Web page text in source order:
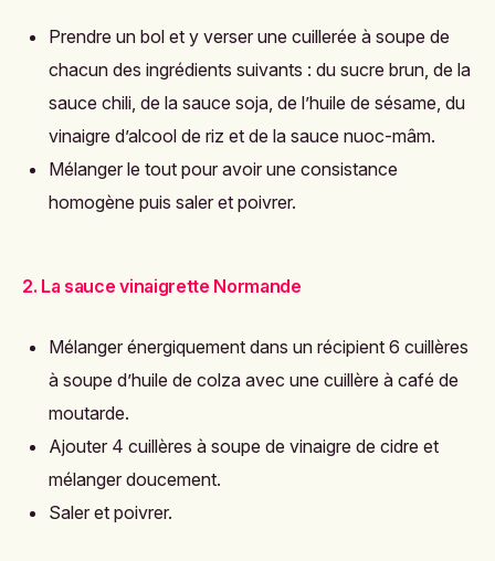
Prendre un bol et y verser une cuillerée à soupe de
chacun des ingrédients suivants : du sucre brun, de la
sauce chili, de la sauce soja, de l’huile de sésame, du
vinaigre d’alcool de riz et de la sauce nuoc-mâm.
Mélanger le tout pour avoir une consistance
homogène puis saler et poivrer.
2. La sauce vinaigrette Normande
Mélanger énergiquement dans un récipient 6 cuillères
à soupe d’huile de colza avec une cuillère à café de
moutarde.
Ajouter 4 cuillères à soupe de vinaigre de cidre et
mélanger doucement.
Saler et poivrer.